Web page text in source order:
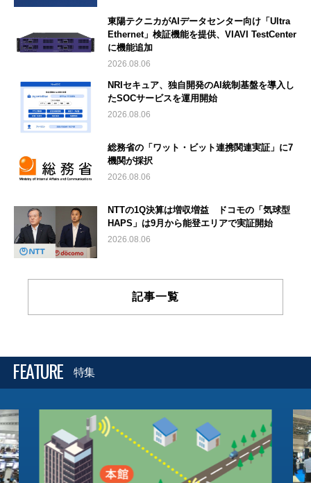
東陽テクニカがAIデータセンター向け「Ultra
Ethernet」検証機能を提供、VIAVI TestCenter
に機能追加
2026.08.06
NRIセキュア、独自開発のAI統制基盤を導入し
たSOCサービスを運用開始
2026.08.06
総務省の「ワット・ビット連携関連実証」に7
機関が採択
2026.08.06
NTTの1Q決算は増収増益 ドコモの「気球型
HAPS」は9月から能登エリアで実証開始
2026.08.06
記事一覧
FEATURE 特集